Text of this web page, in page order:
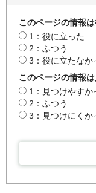
このページの情報
1：役に立った
2：ふつう
3：役に立たなか
このページの情報
1：見つけやすか
2：ふつう
3：見つけにくか